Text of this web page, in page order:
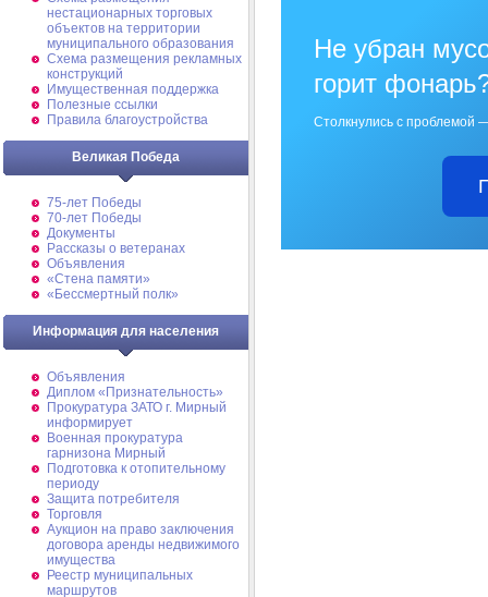
нестационарных торговых
объектов на территории
муниципального образования
Схема размещения рекламных
конструкций
Имущественная поддержка
Полезные ссылки
Правила благоустройства
Великая Победа
75-лет Победы
70-лет Победы
Документы
Рассказы о ветеранах
Объявления
«Стена памяти»
«Бессмертный полк»
Информация для населения
Объявления
Диплом «Признательность»
Прокуратура ЗАТО г. Мирный
информирует
Военная прокуратура
гарнизона Мирный
Подготовка к отопительному
периоду
Защита потребителя
Торговля
Аукцион на право заключения
договора аренды недвижимого
имущества
Реестр муниципальных
маршрутов
Не убран
горит
Столкнулись с проблемой